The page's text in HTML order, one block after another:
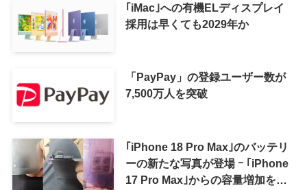
｢iMac｣への有機ELディスプレイ
採用は早くても2029年か
「PayPay」の登録ユーザー数が
7,500万人を突破
｢iPhone 18 Pro Max｣のバッテリ
ーの新たな写真が登場 ｰ ｢iPhone
17 Pro Max｣からの容量増加を確